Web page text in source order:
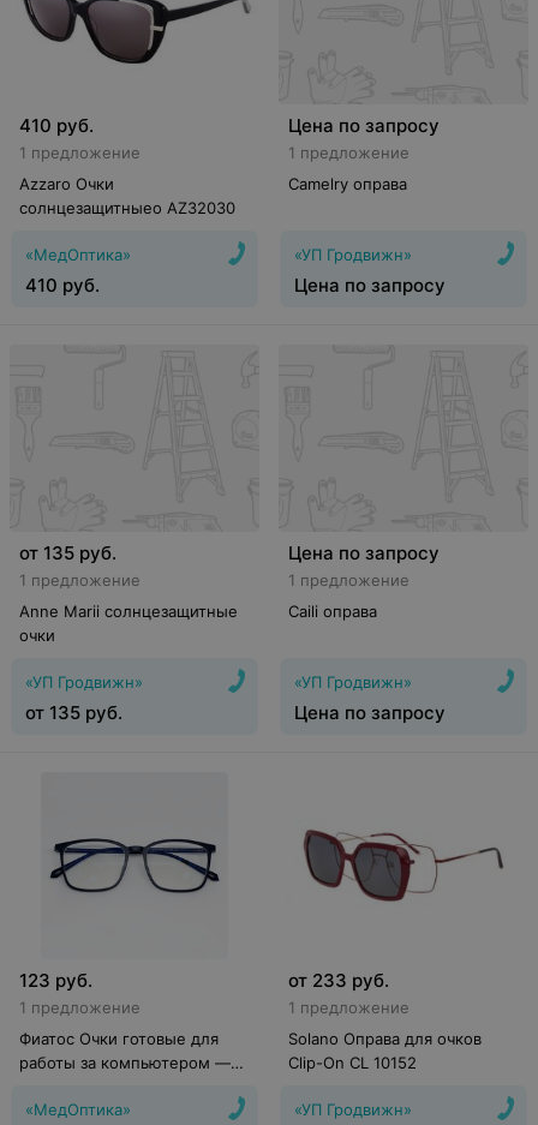
410 руб.
1 предложение
Azzaro Очки
солнцезащитныеo AZ32030
«МедОптика»
410 руб.
Цена по запросу
1 предложение
Camelry оправа
«УП Гродвижн»
Цена по запросу
от 135 руб.
1 предложение
Anne Marii солнцезащитные
очки
«УП Гродвижн»
от 135 руб.
Цена по запросу
1 предложение
Caili оправа
«УП Гродвижн»
Цена по запросу
123 руб.
1 предложение
Фиатос Очки готовые для
работы за компьютером —
«МедОптика»
от 233 руб.
1 предложение
Solano Оправа для очков
Clip-On CL 10152
«УП Гродвижн»